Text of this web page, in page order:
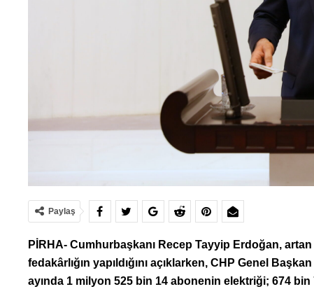
Paylaş
PİRHA- Cumhurbaşkanı Recep Tayyip Erdoğan,
fedakârlığın yapıldığını açıklarken, CHP Genel
ayında 1 milyon 525 bin 14 abonenin elektriği; 674